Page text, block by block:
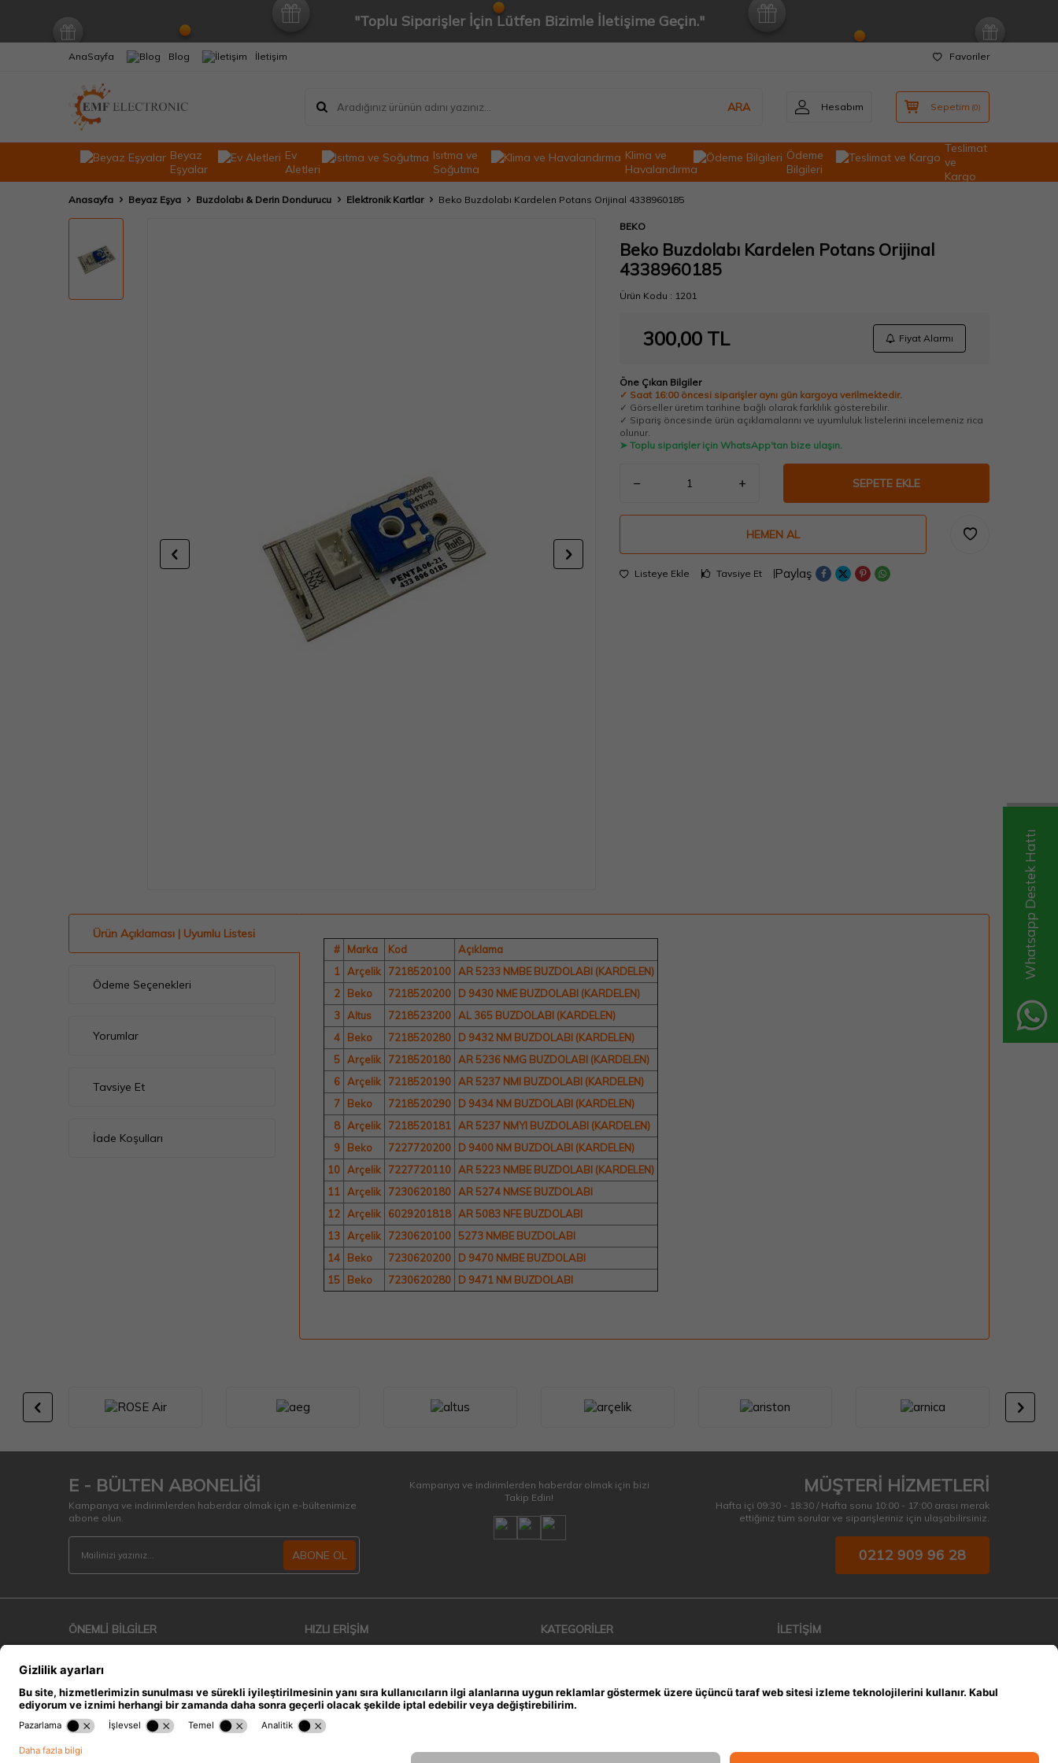
Whatsapp Destek Hattı
"Toplu Siparişler İçin Lütfen Bizimle İletişime Geçin."
AnaSayfa Blog İletişim Favoriler
ARA Hesabım Sepetim (0)
Beyaz
Eşyalar
Ev
Aletleri
Isıtma ve
Soğutma
Klima ve
Havalandırma
Ödeme
Bilgileri
Teslimat
ve
Kargo
Anasayfa Beyaz Eşya Buzdolabı & Derin Dondurucu Elektronik Kartlar Beko Buzdolabı Kardelen Potans Orijinal 4338960185
BEKO
Beko Buzdolabı Kardelen Potans Orijinal
4338960185
Ürün Kodu : 1201
300,00 TL Fiyat Alarmı
Öne Çıkan Bilgiler
✓ Saat 16:00 öncesi siparişler aynı gün kargoya verilmektedir.
✓ Görseller üretim tarihine bağlı olarak farklılık gösterebilir.
✓ Sipariş öncesinde ürün açıklamalarını ve uyumluluk listelerini incelemeniz rica
olunur.
➤ Toplu siparişler için WhatsApp'tan bize ulaşın.
SEPETE EKLE
HEMEN AL
Listeye Ekle Tavsiye Et Paylaş
Ürün Açıklaması | Uyumlu Listesi
Ödeme Seçenekleri
Yorumlar
Tavsiye Et
İade Koşulları
# Marka Kod
Açıklama
1 Arçelik 7218520100 AR 5233 NMBE BUZDOLABI (KARDELEN)
2
Beko 7218520200
D 9430 NME BUZDOLABI (KARDELEN)
3 Altus 7218523200 AL 365 BUZDOLABI (KARDELEN)
4
Beko 7218520280
D 9432 NM BUZDOLABI (KARDELEN)
5 Arçelik 7218520180 AR 5236 NMG BUZDOLABI (KARDELEN)
6 Arçelik 7218520190 AR 5237 NMI BUZDOLABI (KARDELEN)
7
Beko 7218520290
D 9434 NM BUZDOLABI (KARDELEN)
8 Arçelik 7218520181 AR 5237 NMYI BUZDOLABI (KARDELEN)
9
Beko 7227720200
D 9400 NM BUZDOLABI (KARDELEN)
10 Arçelik 7227720110 AR 5223 NMBE BUZDOLABI (KARDELEN)
11 Arçelik 7230620180 AR 5274 NMSE BUZDOLABI
12 Arçelik 6029201818 AR 5083 NFE BUZDOLABI
13 Arçelik 7230620100 5273 NMBE BUZDOLABI
14
Beko 7230620200
D 9470 NMBE BUZDOLABI
15
Beko 7230620280 D 9471 NM BUZDOLABI
E - BÜLTEN ABONELİĞİ
Kampanya ve indirimlerden haberdar olmak için e-bültenimize
abone olun.
ABONE OL
Kampanya ve indirimlerden haberdar olmak için bizi
Takip Edin!
MÜŞTERİ HİZMETLERİ
Hafta içi 09:30 - 18:30 / Hafta sonu 10:00 - 17:00 arası merak
ettiğiniz tüm sorular ve siparişleriniz için ulaşabilirsiniz.
0212 909 96 28
ÖNEMLİ BİLGİLER
Üyelik Sözleşmesi
Satış Sözleşmesi
Garanti ve İade Koşulları
Gizlilik ve Güvenlik
HIZLI ERİŞİM
Müşteri Hizmetleri
Sepetim
KATEGORİLER
Kurutma Makinesi
Buzdolabı & Derin Dondurucu
İLETİŞİM
info@emfelectronicmarket.com